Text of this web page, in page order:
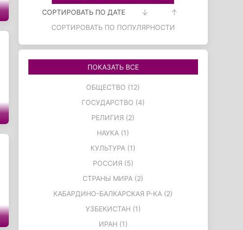
СОРТИРОВАТЬ ПО ДАТЕ
СОРТИРОВАТЬ ПО ПОПУЛЯРНОСТИ
ПОКАЗАТЬ ВСЕ
ОБЩЕСТВО (12)
ГОСУДАРСТВО (4)
РЕЛИГИЯ (2)
НАУКА (1)
КУЛЬТУРА (1)
РОССИЯ (5)
СТРАНЫ МИРА (2)
КАБАРДИНО-БАЛКАРСКАЯ Р-КА (2)
УЗБЕКИСТАН (1)
ИРАН (1)